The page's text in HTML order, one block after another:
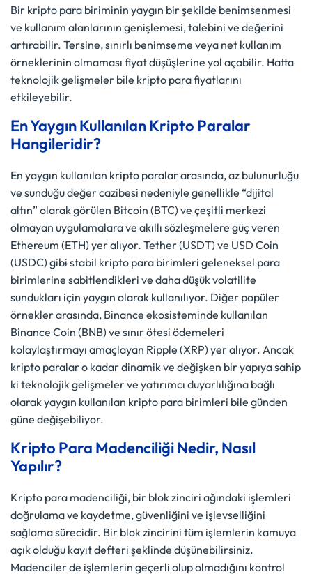
Bir kripto para biriminin yaygın bir şekilde benimsenmesi
ve kullanım alanlarının genişlemesi, talebini ve değerini
artırabilir. Tersine, sınırlı benimseme veya net kullanım
örneklerinin olmaması fiyat düşüşlerine yol açabilir. Hatta
teknolojik gelişmeler bile kripto para fiyatlarını
etkileyebilir.
En Yaygın Kullanılan Kripto Paralar
Hangileridir?
En yaygın kullanılan kripto paralar arasında, az bulunurluğu
ve sunduğu değer cazibesi nedeniyle genellikle “dijital
altın” olarak görülen Bitcoin (BTC) ve çeşitli merkezi
olmayan uygulamalara ve akıllı sözleşmelere güç veren
Ethereum (ETH) yer alıyor. Tether (USDT) ve USD Coin
(USDC) gibi stabil kripto para birimleri geleneksel para
birimlerine sabitlendikleri ve daha düşük volatilite
sundukları için yaygın olarak kullanılıyor. Diğer popüler
örnekler arasında, Binance ekosisteminde kullanılan
Binance Coin (BNB) ve sınır ötesi ödemeleri
kolaylaştırmayı amaçlayan Ripple (XRP) yer alıyor. Ancak
kripto paralar o kadar dinamik ve değişken bir yapıya sahip
ki teknolojik gelişmeler ve yatırımcı duyarlılığına bağlı
olarak yaygın kullanılan kripto para birimleri bile günden
güne değişebiliyor.
Kripto Para Madenciliği Nedir, Nasıl
Yapılır?
Kripto para madenciliği, bir blok zinciri ağındaki işlemleri
doğrulama ve kaydetme, güvenliğini ve işlevselliğini
sağlama sürecidir. Bir blok zincirini tüm işlemlerin kamuya
açık olduğu kayıt defteri şeklinde düşünebilirsiniz.
Madenciler de işlemlerin geçerli olup olmadığını kontrol